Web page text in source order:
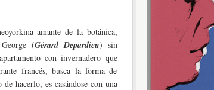
amante de la botánica,
(Gérard Depardieu) sin
con invernadero que
francés, busca la forma de
hacerlo, es casándose con una